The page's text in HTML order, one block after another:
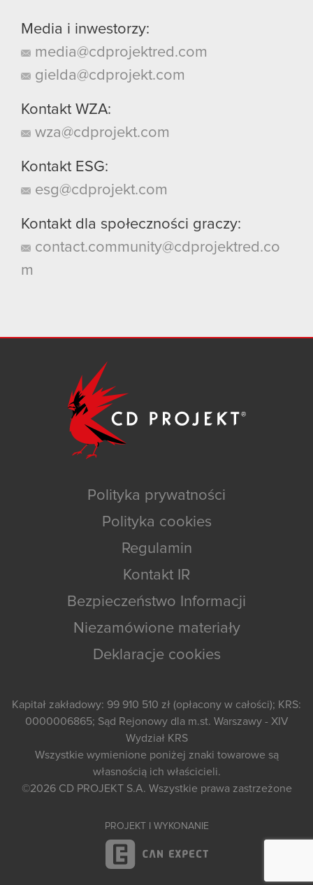
Media i inwestorzy:
media@cdprojektred.com
gielda@cdprojekt.com
Kontakt WZA:
wza@cdprojekt.com
Kontakt ESG:
esg@cdprojekt.com
Kontakt dla społeczności graczy:
contact.community@cdprojektred.co
m
Polityka prywatności
Polityka cookies
Regulamin
Kontakt IR
Bezpieczeństwo Informacji
Niezamówione materiały
Deklaracje cookies
Kapitał zakładowy: 99 910 510 zł (opłacony w całości); KRS:
0000006865; Sąd Rejonowy dla m.st. Warszawy - XIV
Wydział KRS
Wszystkie wymienione poniżej znaki towarowe są
własnością ich właścicieli.
©2026 CD PROJEKT S.A. Wszystkie prawa zastrzeżone
PROJEKT I WYKONANIE